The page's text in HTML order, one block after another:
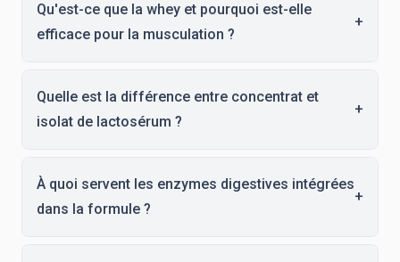
Qu'est-ce que la whey et pourquoi est-elle
efficace pour la musculation ?
+
Quelle est la différence entre concentrat et
isolat de lactosérum ?
+
À quoi servent les enzymes digestives intégrées
dans la formule ?
+